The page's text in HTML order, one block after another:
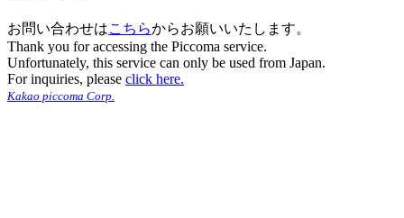
お問い合わせはこちらからお願いいたします。
Thank you for accessing the Piccoma service.
Unfortunately, this service can only be used from Japan.
For inquiries, please click here.
Kakao piccoma Corp.